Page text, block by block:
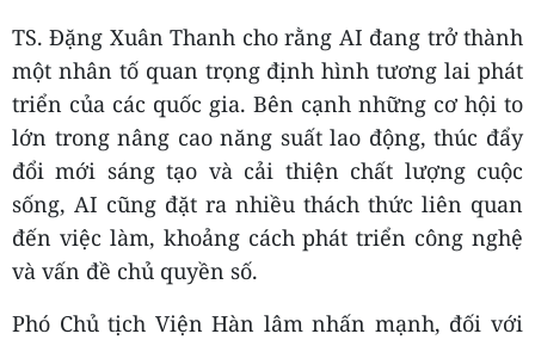
TS. Đặng Xuân Thanh cho rằng AI đang trở thành
một nhân tố quan trọng định hình tương lai phát
triển của các quốc gia. Bên cạnh những cơ hội to
lớn trong nâng cao năng suất lao động, thúc đẩy
đổi mới sáng tạo và cải thiện chất lượng cuộc
sống, AI cũng đặt ra nhiều thách thức liên quan
đến việc làm, khoảng cách phát triển công nghệ
và vấn đề chủ quyền số.
Phó Chủ tịch Viện Hàn lâm nhấn mạnh, đối với